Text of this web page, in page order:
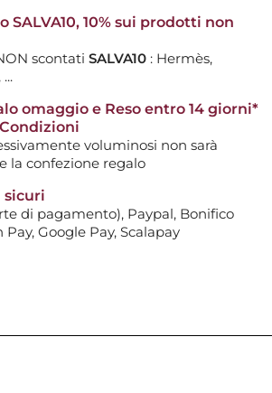
SALVA10, 10% sui prodotti non
scontati SALVA10 : Hermès,
omaggio e Reso entro 14 giorni*
voluminosi non sarà
la confezione regalo
sicuri
di pagamento), Paypal, Bonifico
Google Pay, Scalapay